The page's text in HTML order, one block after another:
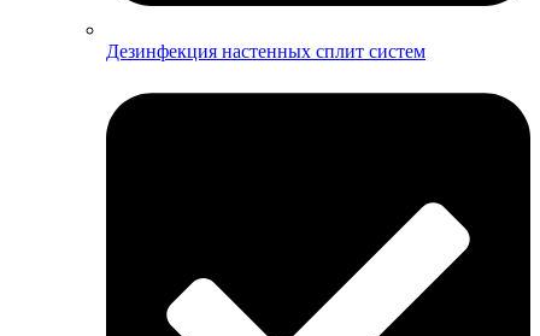
Дезинфекция настенных сплит систем